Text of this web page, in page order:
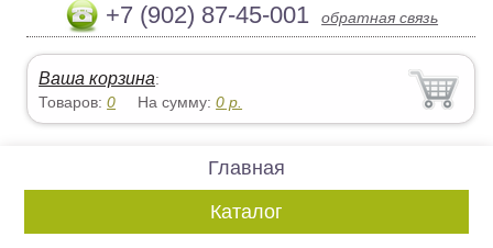
+7 (902) 87-45-001 обратная связь
Ваша корзина:
Товаров:0 На сумму:0 р.
Главная
Каталог